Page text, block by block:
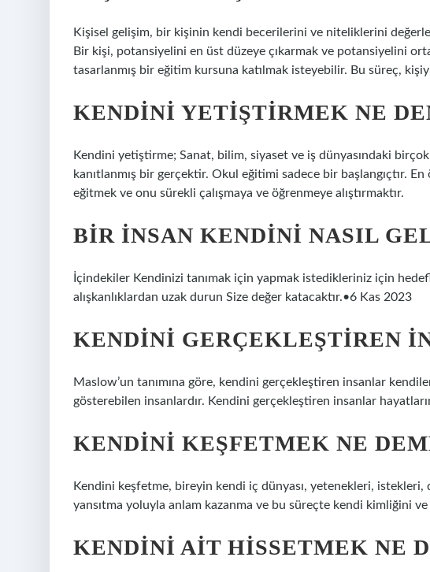
Kişisel gelişim, bir kişinin kendi becerilerini ve niteliklerini
Bir kişi, potansiyelini en üst düzeye çıkarmak ve potansiyelini
tasarlanmış bir eğitim kursuna katılmak isteyebilir. Bu süreç,
KENDINI YETIŞTIRMEK NE
Kendini yetiştirme; Sanat, bilim, siyaset ve iş dünyasındaki
kanıtlanmış bir gerçektir. Okul eğitimi sadece bir başlangıçtır.
eğitmek ve onu sürekli çalışmaya ve öğrenmeye alıştırmaktır.
BIR INSAN KENDINI NASIL
İçindekiler Kendinizi tanımak için yapmak istedikleriniz için
alışkanlıklardan uzak durun Size değer katacaktır.•6 Kas 2023
KENDINI GERÇEKLEŞTIREN
Maslow’un tanımına göre, kendini gerçekleştiren insanlar
gösterebilen insanlardır. Kendini gerçekleştiren insanlar
KENDINI KEŞFETMEK NE
Kendini keşfetme, bireyin kendi iç dünyası, yetenekleri,
yansıtma yoluyla anlam kazanma ve bu süreçte kendi kimliğini
KENDINI AIT HISSETMEK NE